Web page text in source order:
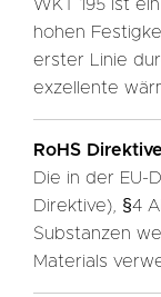
WKT 195 ist
hohen
erster Linie
exzellente
RoHS Direktive
Die in der EU-
Direktive), §4
Substanzen
Materials